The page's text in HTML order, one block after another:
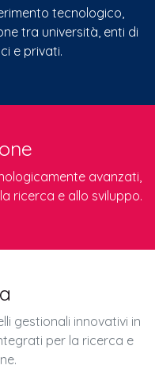
tecnologico,
tra università, enti di
e privati.
avanzati,
ricerca e allo sviluppo.
gestionali innovativi in
per la ricerca e